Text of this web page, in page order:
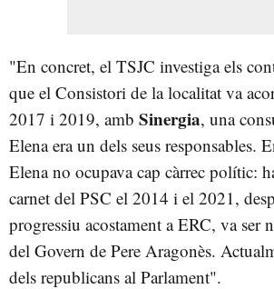
"En concret, el TSJC investiga els
que el Consistori de la localitat va
2017 i 2019, amb Sinergia, una
Elena era un dels seus responsables.
Elena no ocupava cap càrrec polític:
carnet del PSC el 2014 i el 2021,
progressiu acostament a ERC, va ser
del Govern de Pere Aragonès.
dels republicans al Parlament".